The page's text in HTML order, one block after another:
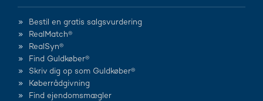
Bestil en gratis salgsvurdering
RealMatch®
RealSyn®
Find Guldkøber®
Skriv dig op som Guldkøber®
Køberrådgivning
Find ejendomsmægler